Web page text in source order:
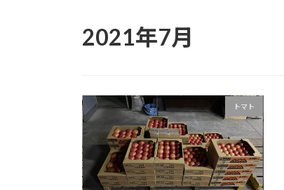
2021年7月
トマト